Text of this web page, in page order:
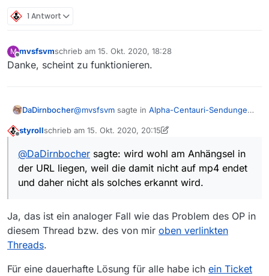
1 Antwort
M
Offline
mvsfsvmschrieb am 15. Okt. 2020, 18:28
zuletzt editiert von
Danke, scheint zu funktionieren.
DaDirnbocher@mvsfsvm sagte in Alpha-Centauri-Sendungen
wo fälschlicherweise VLC zum Download
benutzt wird und der Download dann
fehlschlägt. Der Aufruf der Film-URL im
Browser oder in VLC klappt aber.
wird wohl am Anhängsel in der URL liegen, weil
die damit nicht auf mp4 endet und daher nicht
als solches erkannt wird.
Hab mal spasseshalber im Speichernset im
styrollschrieb am 15. Okt. 2020, 20:15
zuletzt editiert von styroll
@DaDirnbocher sagte: wird wohl am Anhängsel in
der URL liegen, weil die damit nicht auf mp4 endet
und daher nicht als solches erkannt wird.
Ja, das ist ein analoger Fall wie das Problem des OP in
diesem Thread bzw. des von mir oben verlinkten
Threads.
Für eine dauerhafte Lösung für alle habe ich ein Ticket